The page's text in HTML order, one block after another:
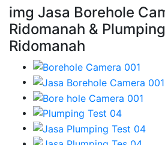
img Jasa Borehole
Ridomanah &
Ridomanah